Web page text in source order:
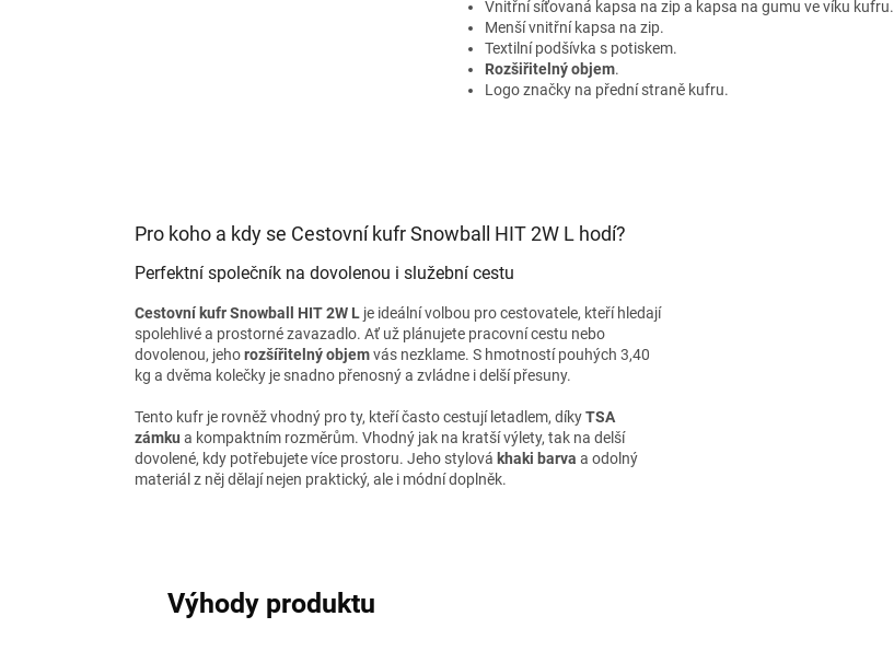
Vnitřní síťovaná kapsa na zip a kapsa na gumu ve víku kufru.
Menší vnitřní kapsa na zip.
Textilní podšívka s potiskem.
Rozšiřitelný objem.
Logo značky na přední straně kufru.
Pro koho a kdy se Cestovní kufr Snowball HIT 2W L hodí?
Perfektní společník na dovolenou i služební cestu
Cestovní kufr Snowball HIT 2W L je ideální volbou pro cestovatele, kteří hledají
spolehlivé a prostorné zavazadlo. Ať už plánujete pracovní cestu nebo
dovolenou, jehorozšířitelný objemvás nezklame. S hmotností pouhých 3,40
kg a dvěma kolečky je snadno přenosný a zvládne i delší přesuny.
Tento kufr je rovněž vhodný pro ty, kteří často cestují letadlem, díkyTSA
zámku a kompaktním rozměrům. Vhodný jak na kratší výlety, tak na delší
dovolené, kdy potřebujete více prostoru. Jeho stylová khaki barva a odolný
materiál z něj dělají nejen praktický, ale i módní doplněk.
Výhody produktu